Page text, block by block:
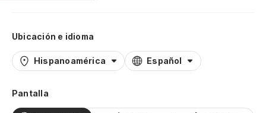
Ubicación e idioma
Hispanoamérica Español
Pantalla